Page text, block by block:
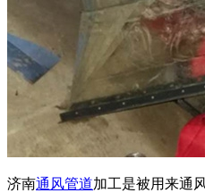
济南通风管道加工是被用来通